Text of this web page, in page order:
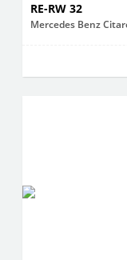
RE-RW 32
Mercedes Benz